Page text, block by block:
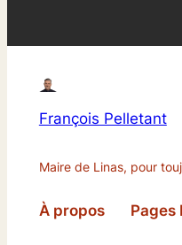
François Pelletant
Maire de Linas, pour
À propos Pages